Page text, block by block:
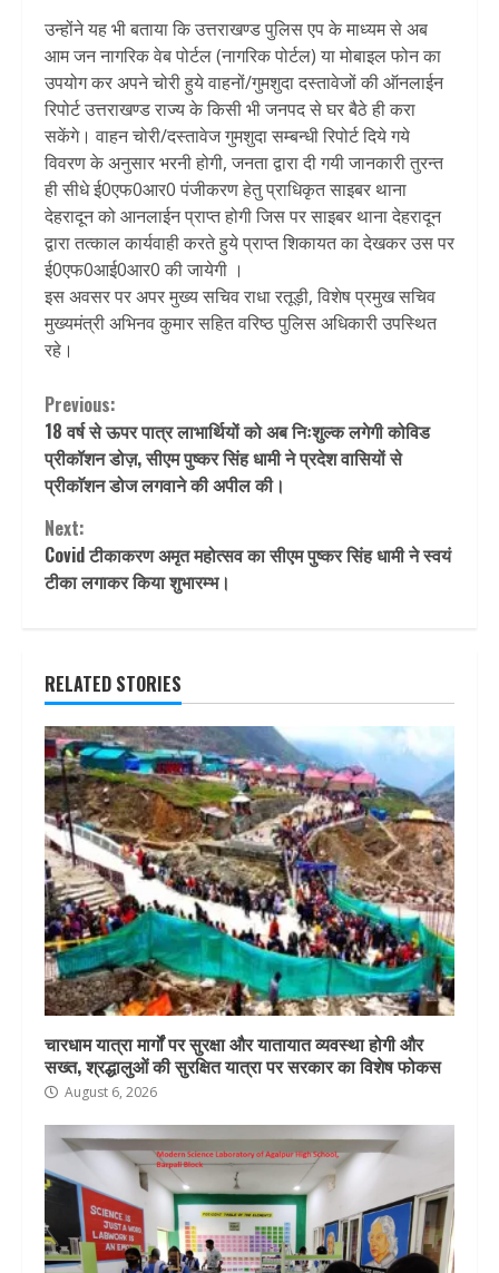
उन्होंने यह भी बताया कि उत्तराखण्ड पुलिस एप के माध्यम से अब
आम जन नागरिक वेब पोर्टल (नागरिक पोर्टल) या मोबाइल फोन का
उपयोग कर अपने चोरी हुये वाहनों/गुमशुदा दस्तावेजों की ऑनलाईन
रिपोर्ट उत्तराखण्ड राज्य के किसी भी जनपद से घर बैठे ही करा
सकेंगे। वाहन चोरी/दस्तावेज गुमशुदा सम्बन्धी रिपोर्ट दिये गये
विवरण के अनुसार भरनी होगी, जनता द्वारा दी गयी जानकारी तुरन्त
ही सीधे ई0एफ0आर0 पंजीकरण हेतु प्राधिकृत साइबर थाना
देहरादून को आनलाईन प्राप्त होगी जिस पर साइबर थाना देहरादून
द्वारा तत्काल कार्यवाही करते हुये प्राप्त शिकायत का देखकर उस पर
ई0एफ0आई0आर0 की जायेगी ।
इस अवसर पर अपर मुख्य सचिव राधा रतूड़ी, विशेष प्रमुख सचिव
मुख्यमंत्री अभिनव कुमार सहित वरिष्ठ पुलिस अधिकारी उपस्थित
रहे।
Continue
Reading
Previous:
18 वर्ष से ऊपर पात्र लाभार्थियों को अब निःशुल्क लगेगी कोविड
प्रीकॉशन डोज़, सीएम पुष्कर सिंह धामी ने प्रदेश वासियों से
प्रीकाॅशन डोज लगवाने की अपील की।
Next:
Covid टीकाकरण अमृत महोत्सव का सीएम पुष्कर सिंह धामी ने स्वयं
टीका लगाकर किया शुभारम्भ।
RELATED STORIES
चारधाम यात्रा मार्गों पर सुरक्षा और यातायात व्यवस्था होगी और
सख्त, श्रद्धालुओं की सुरक्षित यात्रा पर सरकार का विशेष फोकस
August 6, 2026